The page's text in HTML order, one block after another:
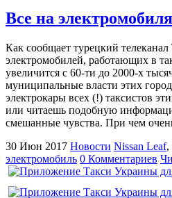
Все на
Как сообщает турецкий
электромобилей, работающих в
увеличится с 60-ти до 2000-х
муниципальные власти этих
электрокары всех (!) таксистов
или читаешь подобную
смешанные чувства. При чем
30 Июн 2017 Новости Nissan Leaf,
электромобиль 0 Комментариев